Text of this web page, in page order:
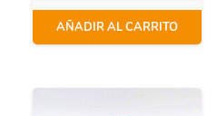
AÑADIR AL CARRITO